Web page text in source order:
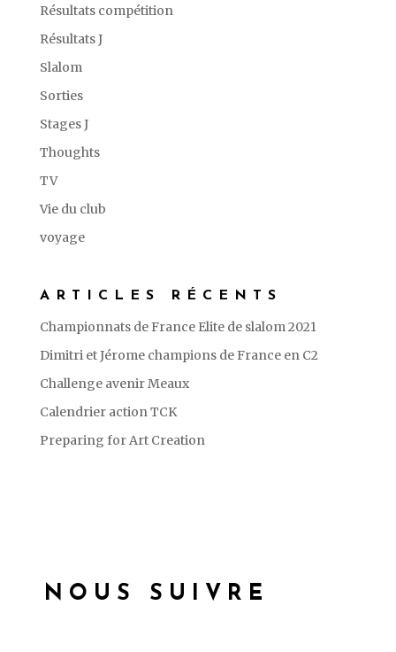
Résultats compétition
Résultats J
Slalom
Sorties
Stages J
Thoughts
TV
Vie du club
voyage
ARTICLES RÉCENTS
Championnats de France Elite de slalom 2021
Dimitri et Jérome champions de France en C2
Challenge avenir Meaux
Calendrier action TCK
Preparing for Art Creation
NOUS SUIVRE